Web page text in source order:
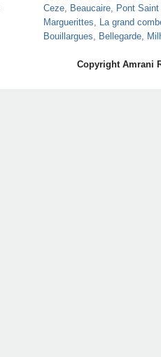
Ceze, Beaucaire, Pont
Marguerittes, La grand
Bouillargues, Bellegarde,
Copyright Amrani